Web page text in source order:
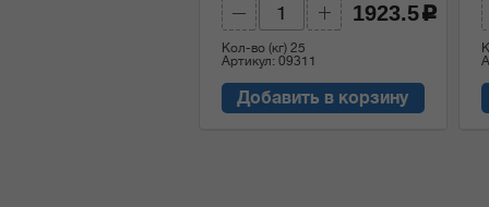
Кол-во (кг) 25
Артикул: 09311
1923.5 c
Добавить в корзину